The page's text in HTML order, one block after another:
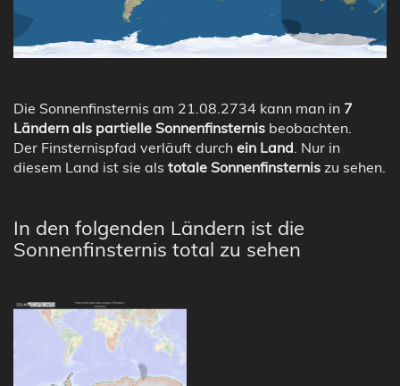
Die Sonnenfinsternis am 21.08.2734 kann man in 7
Ländern als partielle Sonnenfinsternis beobachten.
Der Finsternispfad verläuft durch ein Land . Nur in
diesem Land ist sie als totale Sonnenfinsternis zu sehen.
In den folgenden Ländern ist die
Sonnenfinsternis total zu sehen